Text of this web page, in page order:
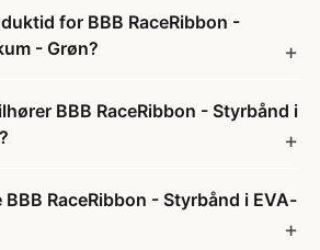
for BBB RaceRibbon -
- Grøn?
BBB RaceRibbon - Styrbånd i
RaceRibbon - Styrbånd i EVA-